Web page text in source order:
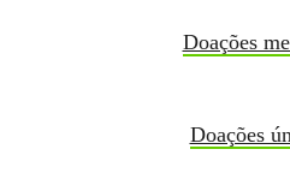
Doações
Doações